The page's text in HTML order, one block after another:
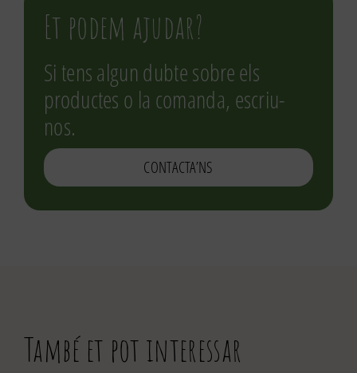
Et podem ajudar?
Si tens algun dubte sobre els
productes o la comanda, escriu-
nos.
CONTACTA’NS
També et pot interessar